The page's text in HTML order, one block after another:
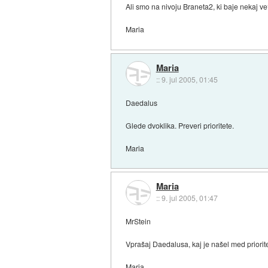
Ali smo na nivoju Braneta2, ki baje nekaj
Maria
Maria
::9. jul 2005, 01:45
Daedalus
Glede dvoklika. Preveri prioritete.
Maria
Maria
::9. jul 2005, 01:47
MrStein
Vprašaj Daedalusa, kaj je našel med